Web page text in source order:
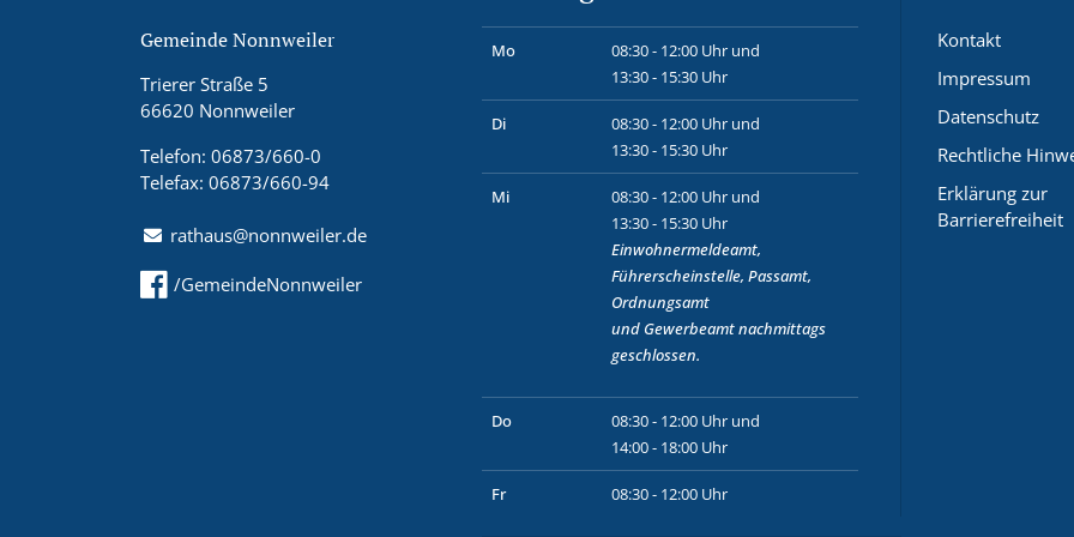
Gemeinde Nonnweiler
Trierer Straße 5
66620 Nonnweiler
Telefon: 06873/660-0
Telefax: 06873/660-94
rathaus@nonnweiler.de
/GemeindeNonnweiler
Mo
08:30 - 12:00 Uhr und
13:30 - 15:30 Uhr
Di
08:30 - 12:00 Uhr und
13:30 - 15:30 Uhr
Mi
08:30 - 12:00 Uhr und
13:30 - 15:30 Uhr
Einwohnermeldeamt,
Führerscheinstelle, Passamt,
Ordnungsamt
und Gewerbeamtnachmittags
geschlossen.
Do
08:30 - 12:00 Uhr und
14:00 - 18:00 Uhr
Fr 08:30 - 12:00 Uhr
Kontakt
Impressum
Datenschutz
Rechtliche
Erklärung zur
Barrierefreiheit